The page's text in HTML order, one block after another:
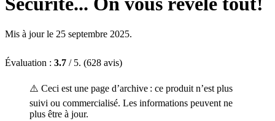
Mis à jour le 25 septembre 2025.
Évaluation : 3.7 / 5. (628 avis)
⚠️ Ceci est une page d’archive : ce produit n’est plus
suivi ou commercialisé. Les informations peuvent ne
plus être à jour.